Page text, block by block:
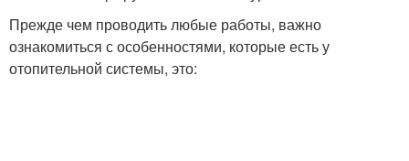
Прежде чем проводить любые работы, важно
ознакомиться с особенностями, которые есть у
отопительной системы, это: